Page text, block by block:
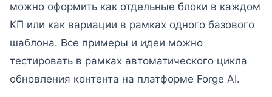
можно оформить как отдельные блоки в каждом
КП или как вариации в рамках одного базового
шаблона. Все примеры и идеи можно
тестировать в рамках автоматического цикла
обновления контента на платформе Forge AI.